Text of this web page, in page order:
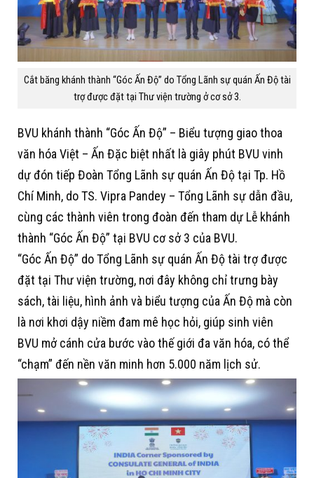
Cắt băng khánh thành “Góc Ấn Độ” do Tổng Lãnh sự quán Ấn Độ tài
trợ được đặt tại Thư viện trường ở cơ sở 3.
BVU khánh thành “Góc Ấn Độ” – Biểu tượng giao thoa
văn hóa Việt – Ấn Đặc biệt nhất là giây phút BVU vinh
dự đón tiếp Đoàn Tổng Lãnh sự quán Ấn Độ tại Tp. Hồ
Chí Minh, do TS. Vipra Pandey – Tổng Lãnh sự dẫn đầu,
cùng các thành viên trong đoàn đến tham dự Lễ khánh
thành “Góc Ấn Độ” tại BVU cơ sở 3 của BVU.
“Góc Ấn Độ” do Tổng Lãnh sự quán Ấn Độ tài trợ được
đặt tại Thư viện trường, nơi đây không chỉ trưng bày
sách, tài liệu, hình ảnh và biểu tượng của Ấn Độ mà còn
là nơi khơi dậy niềm đam mê học hỏi, giúp sinh viên
BVU mở cánh cửa bước vào thế giới đa văn hóa, có thể
“chạm” đến nền văn minh hơn 5.000 năm lịch sử.